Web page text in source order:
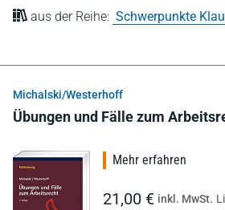
aus der Reihe: Schwerpunkte
Michalski/Westerhoff
Übungen und Fälle zum
Mehr erfahren
21,00 € inkl. MwSt.